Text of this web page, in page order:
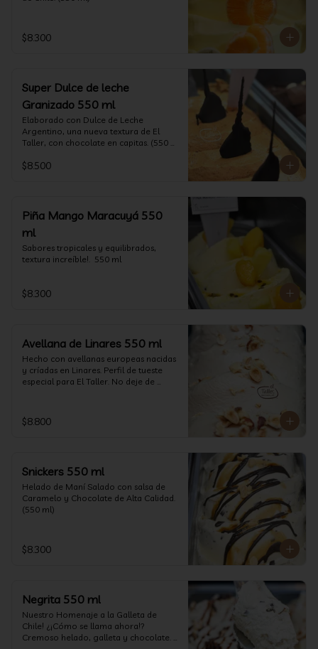
$8.300
Super Dulce de leche
Granizado 550 ml
Elaborado con Dulce de Leche
Argentino, una nueva textura de El
Taller, con chocolate en capitas. (550
$8.500
Piña Mango Maracuyá 550
ml
Sabores tropicales y equilibrados,
textura increíble!.  550 ml
$8.300
Avellana de Linares 550 ml
Hecho con avellanas europeas nacidas
y críadas en Linares. Perfil de tueste
especial para El Taller. No deje de
$8.800
Snickers 550 ml
Helado de Maní Salado con salsa de
Caramelo y Chocolate de Alta Calidad.
(550 ml)
$8.300
Negrita 550 ml
Nuestro Homenaje a la Galleta de
Chile! ¿¡Cómo se llama ahora!?
Cremoso helado, galleta y chocolate.